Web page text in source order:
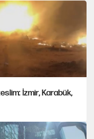
İzmir, Karabük,